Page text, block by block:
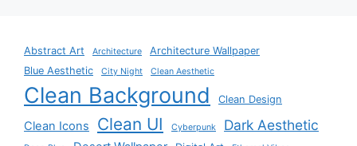
Abstract Art Architecture
Architecture Wallpaper
Blue Aesthetic
City Night Clean Aesthetic
Clean Background Clean Design
Clean Icons Clean UI Cyberpunk Dark Aesthetic